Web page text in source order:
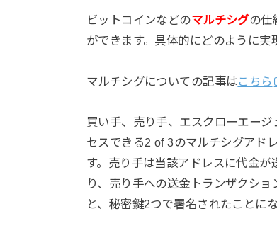
ビットコインなどのマルチシグの仕
ができます。具体的にどのように実
マルチシグについての記事は こちら
買い手、売り手、エスクローエー
セスできる2 of 3のマルチシグアド
す。売り手は当該アドレスに代金
り、売り手への送金トランザクシ
と、秘密鍵2つで署名されたことに